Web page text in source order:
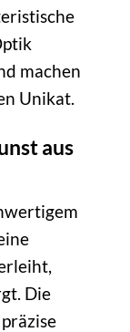
machen
Unikat.
aus
Die